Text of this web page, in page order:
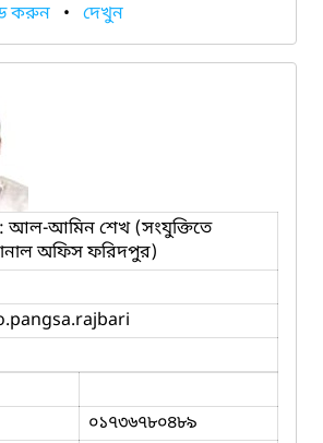
করুন • দেখুন
আল-আমিন শেখ (সংযুক্তিতে
অফিস ফরিদপুর)
০১৭৩৬৭৮০৪৮৯